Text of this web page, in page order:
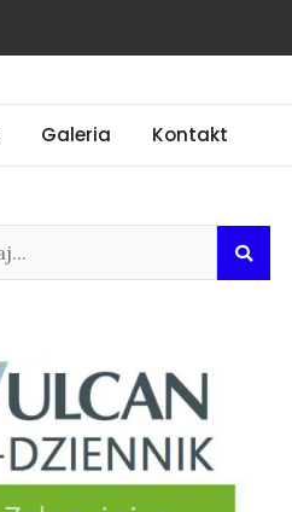
Galeria Kontakt